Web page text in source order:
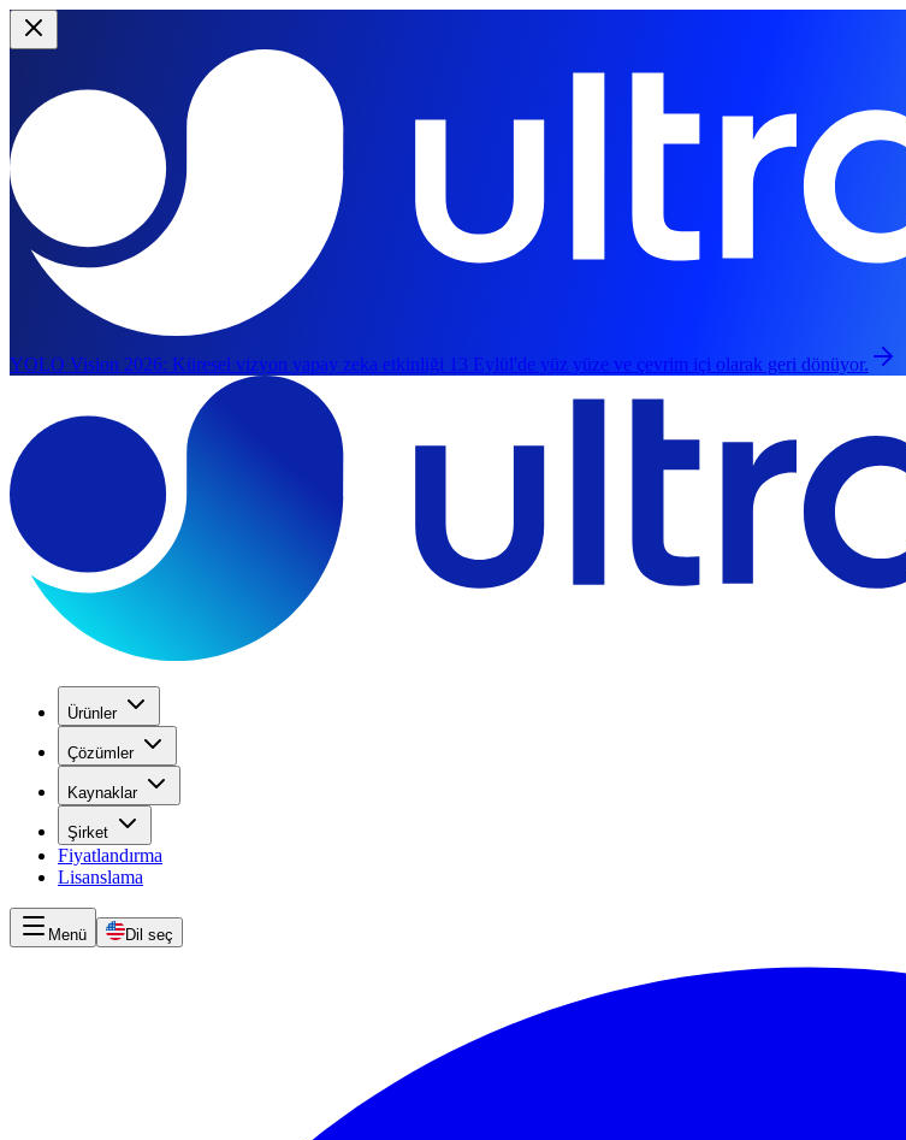
YOLO Vision 2026: Küresel vizyon yapay zeka etkinliği 13 Eylül'de yüz yüze ve çevrim içi olarak geri dönüyor.
Ürünler
Çözümler
Kaynaklar
Şirket
Fiyatlandırma
Lisanslama
Menü Dil seç